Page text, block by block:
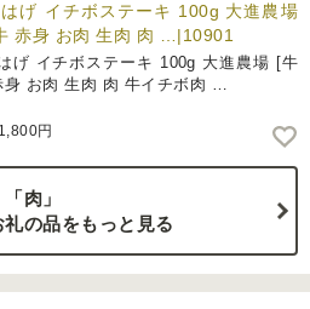
げ イチボステーキ 100g 大進農場
赤身 お肉 生肉 肉 …|10901
げ イチボステーキ 100g 大進農場 [牛
身 お肉 生肉 肉 牛イチボ肉 …
円
「肉」
の品をもっと見る